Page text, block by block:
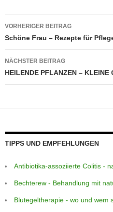
p
p
e
Beitragsnavigation
VORHERIGER BEITRAG
Schöne Frau – Rezepte für
NÄCHSTER BEITRAG
HEILENDE PFLANZEN – KLEINE
TIPPS UND EMPFEHLUNGEN
Antibiotika-assoziierte Colitis -
Bechterew - Behandlung mit
Blutegeltherapie - wo und wem